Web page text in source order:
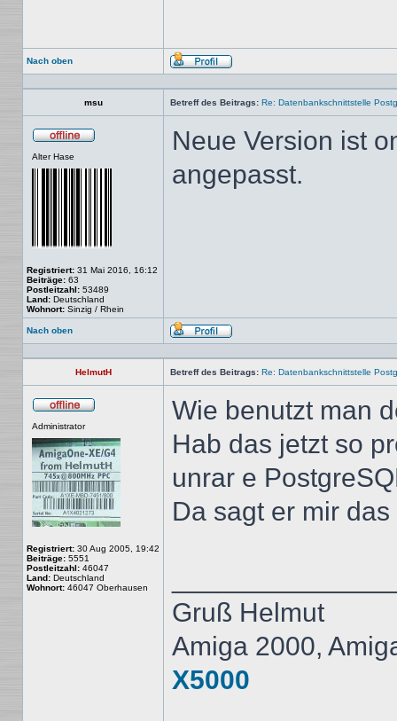
Nach oben
Profil
msu Betreff des Beitrags: Re: Datenbankschnittstelle
Alter Hase
Registriert: 31 Mai 2016, 16:12
Beiträge: 63
Postleitzahl: 53489
Land: Deutschland
Wohnort: Sinzig / Rhein
Neue Version ist
angepasst.
Nach oben
Profil
HelmutH Betreff des Beitrags: Re: Datenbankschnittstelle
Administrator
Registriert: 30 Aug 2005, 19:42
Beiträge: 5551
Postleitzahl: 46047
Land: Deutschland
Wohnort: 46047 Oberhausen
Wie benutzt man
Hab das jetzt so
unrar e
Da sagt er mir
Gruß Helmut
Amiga 2000,
X5000